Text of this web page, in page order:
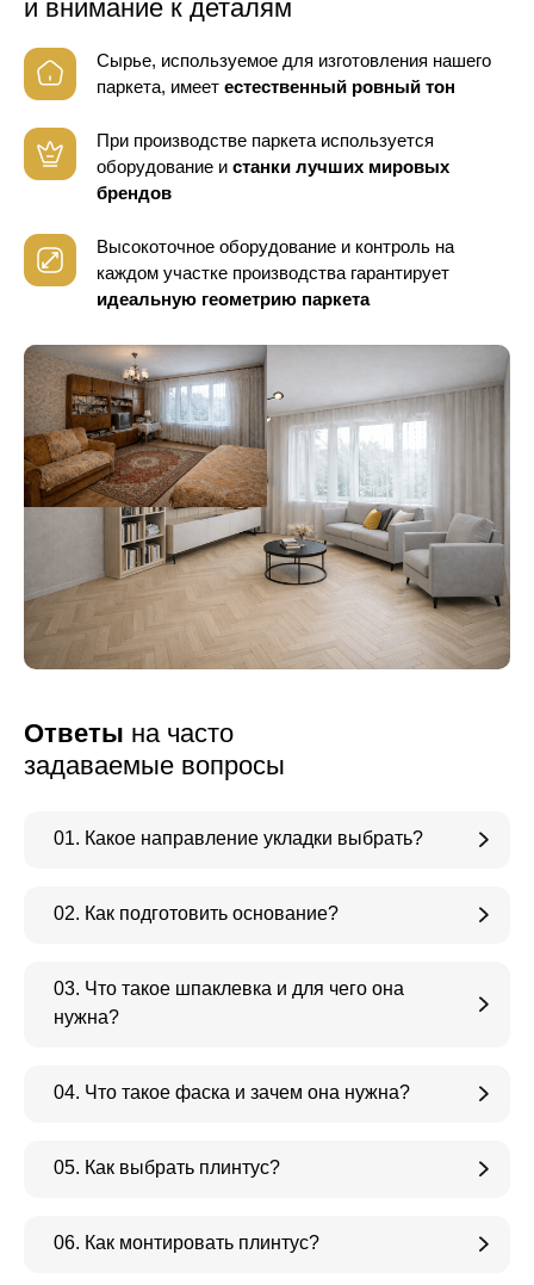
и внимание к деталям
Сырье, используемое для изготовления нашего
паркета, имеет естественный ровный тон
При производстве паркета используется
оборудование и станки лучших мировых
брендов
Высокоточное оборудование и контроль на
каждом участке производства гарантирует
идеальную геометрию паркета
Ответы на часто
задаваемые вопросы
01. Какое направление укладки выбрать?
02. Как подготовить основание?
03. Что такое шпаклевка и для чего она
нужна?
04. Что такое фаска и зачем она нужна?
05. Как выбрать плинтус?
06. Как монтировать плинтус?